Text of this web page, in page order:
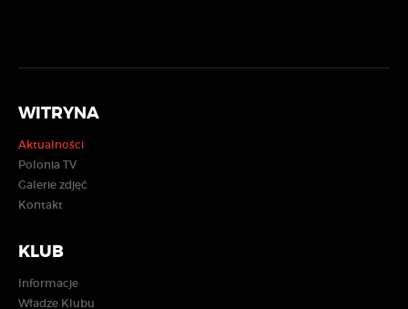
WITRYNA
Aktualności
Polonia TV
Galerie zdjęć
Kontakt
KLUB
Informacje
Władze Klubu